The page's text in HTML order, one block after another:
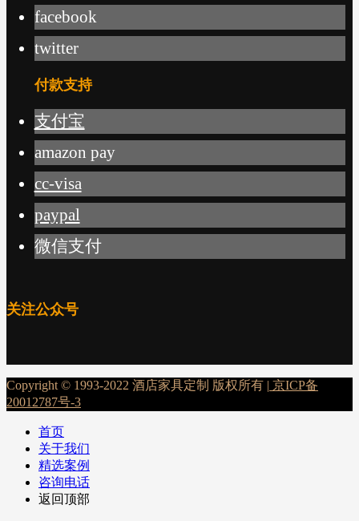
facebook
twitter
付款支持
支付宝
amazon pay
cc-visa
paypal
微信支付
关注公众号
Copyright © 1993-2022 酒店家具定制 版权所有 | 京ICP备
20012787号-3
首页
关于我们
精选案例
咨询电话
返回顶部